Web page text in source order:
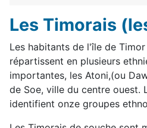
Les Timorais
Les habitants de l'île de
répartissent en plusieurs
importantes, les Atoni,(ou
de Soe, ville du centre ouest.
identifient onze groupes